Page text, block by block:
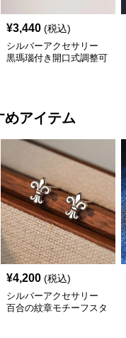
¥3,440 (税込)
シルバーアクセサリー
黒瑪瑙付き開口式調整可
めアイテム
¥4,200 (税込)
シルバーアクセサリー
百合の紋章モチーフスタ